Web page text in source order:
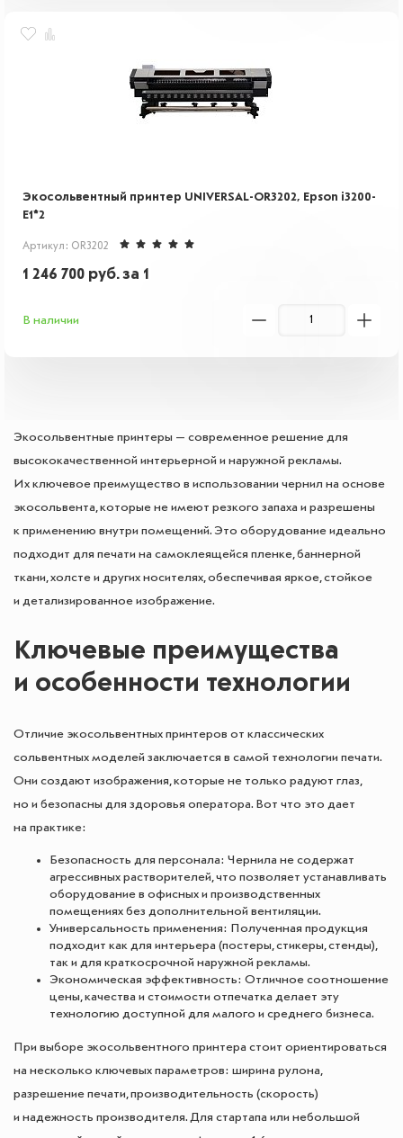
Экосольвентный принтер UNIVERSAL-OR3202, Epson i3200-
E1*2
Артикул: OR3202
1 246 700 руб.за 1
В наличии
Экосольвентные принтеры — современное решение для
высококачественной интерьерной и наружной рекламы.
Их ключевое преимущество в использовании чернил на основе
экосольвента, которые не имеют резкого запаха и разрешены
к применению внутри помещений. Это оборудование идеально
подходит для печати на самоклеящейся пленке, баннерной
ткани, холсте и других носителях, обеспечивая яркое, стойкое
и детализированное изображение.
Ключевые преимущества
и особенности технологии
Отличие экосольвентных принтеров от классических
сольвентных моделей заключается в самой технологии печати.
Они создают изображения, которые не только радуют глаз,
но и безопасны для здоровья оператора. Вот что это дает
на практике:
Безопасность для персонала: Чернила не содержат
агрессивных растворителей, что позволяет устанавливать
оборудование в офисных и производственных
помещениях без дополнительной вентиляции.
Универсальность применения: Полученная продукция
подходит как для интерьера (постеры, стикеры, стенды),
так и для краткосрочной наружной рекламы.
Экономическая эффективность: Отличное соотношение
цены, качества и стоимости отпечатка делает эту
технологию доступной для малого и среднего бизнеса.
При выборе экосольвентного принтера стоит ориентироваться
на несколько ключевых параметров: ширина рулона,
разрешение печати, производительность (скорость)
и надежность производителя. Для стартапа или небольшой